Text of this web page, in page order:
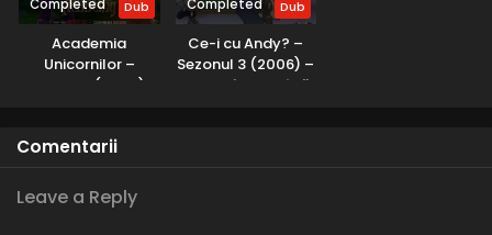
Eps 5 - Micuța Bo Beep - 10 May, 2025
Copiii de la 402 – Sezonul 2 Episodul 4 – Am un
Completed Dub
Academia
Unicornilor –
Sezonul 2 (2024) –
Completed Dub
Ce-i cu Andy? –
Sezonul 3 (2006) –
Dublat în Română
Comentarii
Leave a Reply